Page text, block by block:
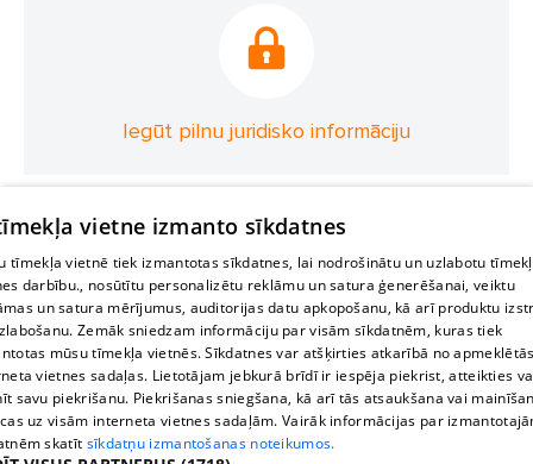
Iegūt pilnu juridisko informāciju
vietne izmanto sīkdatnes
tīmekļa vietnē tiek izmantotas sīkdatnes, lai nodrošinātu un uzlabotu
darbību., nosūtītu personalizētu reklāmu un satura ģenerēšanai, veiktu
un satura mērījumus, auditorijas datu apkopošanu, kā arī produktu
Zemāk sniedzam informāciju par visām sīkdatnēm, kuras tiek
mūsu tīmekļa vietnēs. Sīkdatnes var atšķirties atkarībā no
vietnes sadaļas. Lietotājam jebkurā brīdī ir iespēja piekrist, atteikties
savu piekrišanu. Piekrišanas sniegšana, kā arī tās atsaukšana vai
uz visām interneta vietnes sadaļām. Vairāk informācijas par
skatīt sīkdatņu izmantošanas noteikumos.